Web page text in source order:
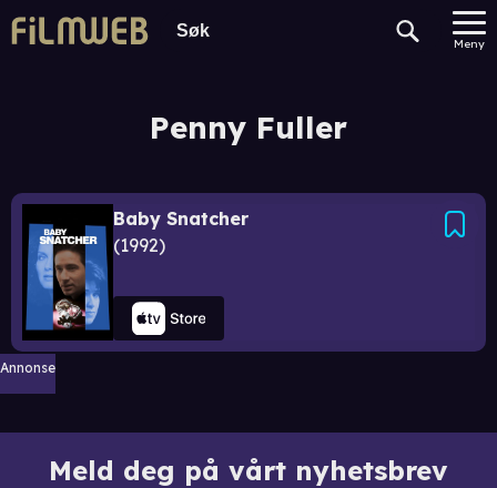
Meny
Penny Fuller
Baby Snatcher
1992
Annonse
Meld deg på vårt nyhetsbrev